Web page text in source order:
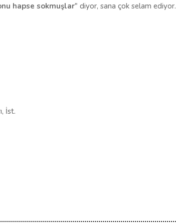
hapse sokmuşlar" diyor, sana çok selam ediyor.
İst.